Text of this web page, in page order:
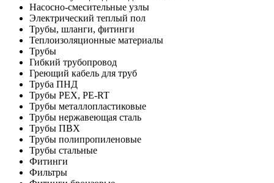
Насосно-смесительные узлы
Электрический теплый пол
Трубы, шланги, фитинги
Теплоизоляционные материалы
Трубы
Гибкий трубопровод
Греющий кабель для труб
Труба ПНД
Трубы PEX, PE-RT
Трубы металлопластиковые
Трубы нержавеющая сталь
Трубы ПВХ
Трубы полипропиленовые
Трубы стальные
Фитинги
Фильтры